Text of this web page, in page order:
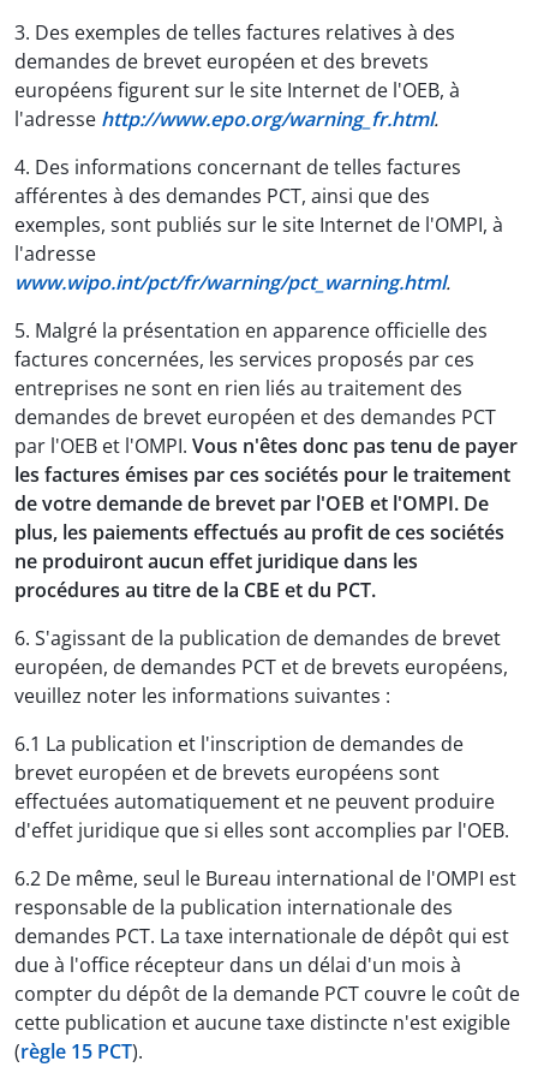
3. Des exemples de telles factures relatives à des
demandes de brevet européen et des brevets
européens figurent sur le site Internet de l'OEB, à
l'adresse http://www.epo.org/warning_fr.html.
4. Des informations concernant de telles factures
afférentes à des demandes PCT, ainsi que des
exemples, sont publiés sur le site Internet de l'OMPI, à
l'adresse
www.wipo.int/pct/fr/warning/pct_warning.html.
5. Malgré la présentation en apparence officielle des
factures concernées, les services proposés par ces
entreprises ne sont en rien liés au traitement des
demandes de brevet européen et des demandes PCT
par l'OEB et l'OMPI. Vous n'êtes donc pas tenu de payer
les factures émises par ces sociétés pour le traitement
de votre demande de brevet par l'OEB et l'OMPI. De
plus, les paiements effectués au profit de ces sociétés
ne produiront aucun effet juridique dans les
procédures au titre de la CBE et du PCT.
6. S'agissant de la publication de demandes de brevet
européen, de demandes PCT et de brevets européens,
veuillez noter les informations suivantes :
6.1 La publication et l'inscription de demandes de
brevet européen et de brevets européens sont
effectuées automatiquement et ne peuvent produire
d'effet juridique que si elles sont accomplies par l'OEB.
6.2 De même, seul le Bureau international de l'OMPI est
responsable de la publication internationale des
demandes PCT. La taxe internationale de dépôt qui est
due à l'office récepteur dans un délai d'un mois à
compter du dépôt de la demande PCT couvre le coût de
cette publication et aucune taxe distincte n'est exigible
(règle 15 PCT).